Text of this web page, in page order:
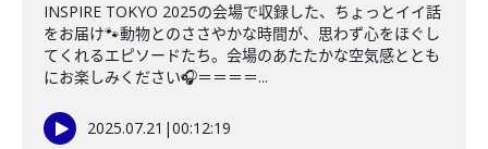
INSPIRE TOKYO 2025の会場で収録した、ちょっとイイ話
をお届け🐾動物とのささやかな時間が、思わず心をほぐし
てくれるエピソードたち。会場のあたたかな空気感ととも
にお楽しみください🎧＝＝＝＝...
2025.07.21 |00:12:19